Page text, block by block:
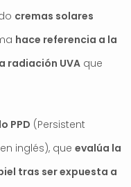
cremas solares
hace referencia a la
radiación UVA que
PPD (Persistent
inglés), que evalúa la
tras ser expuesta a